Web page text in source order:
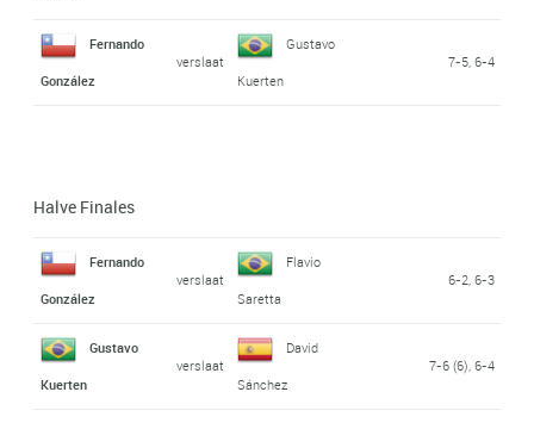
Fernando
González
verslaat
Gustavo
Kuerten
7-5, 6-4
Halve Finales
Fernando
González
verslaat
Flavio
Saretta
6-2, 6-3
Gustavo
Kuerten
verslaat
David
Sánchez
7-6 (6), 6-4